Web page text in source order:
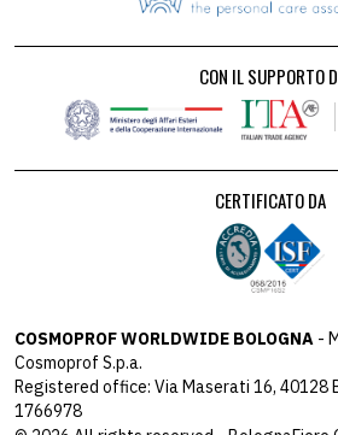
CON IL SUPPORTO
CERTIFICATO DA
COSMOPROF WORLDWIDE BOLOGNA -
Cosmoprof S.p.a.
Registered office: Via Maserati 16, 40128
1766978